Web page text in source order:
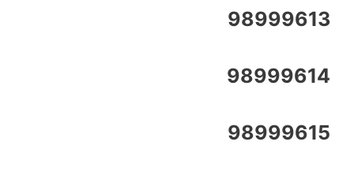
98999613
98999614
98999615